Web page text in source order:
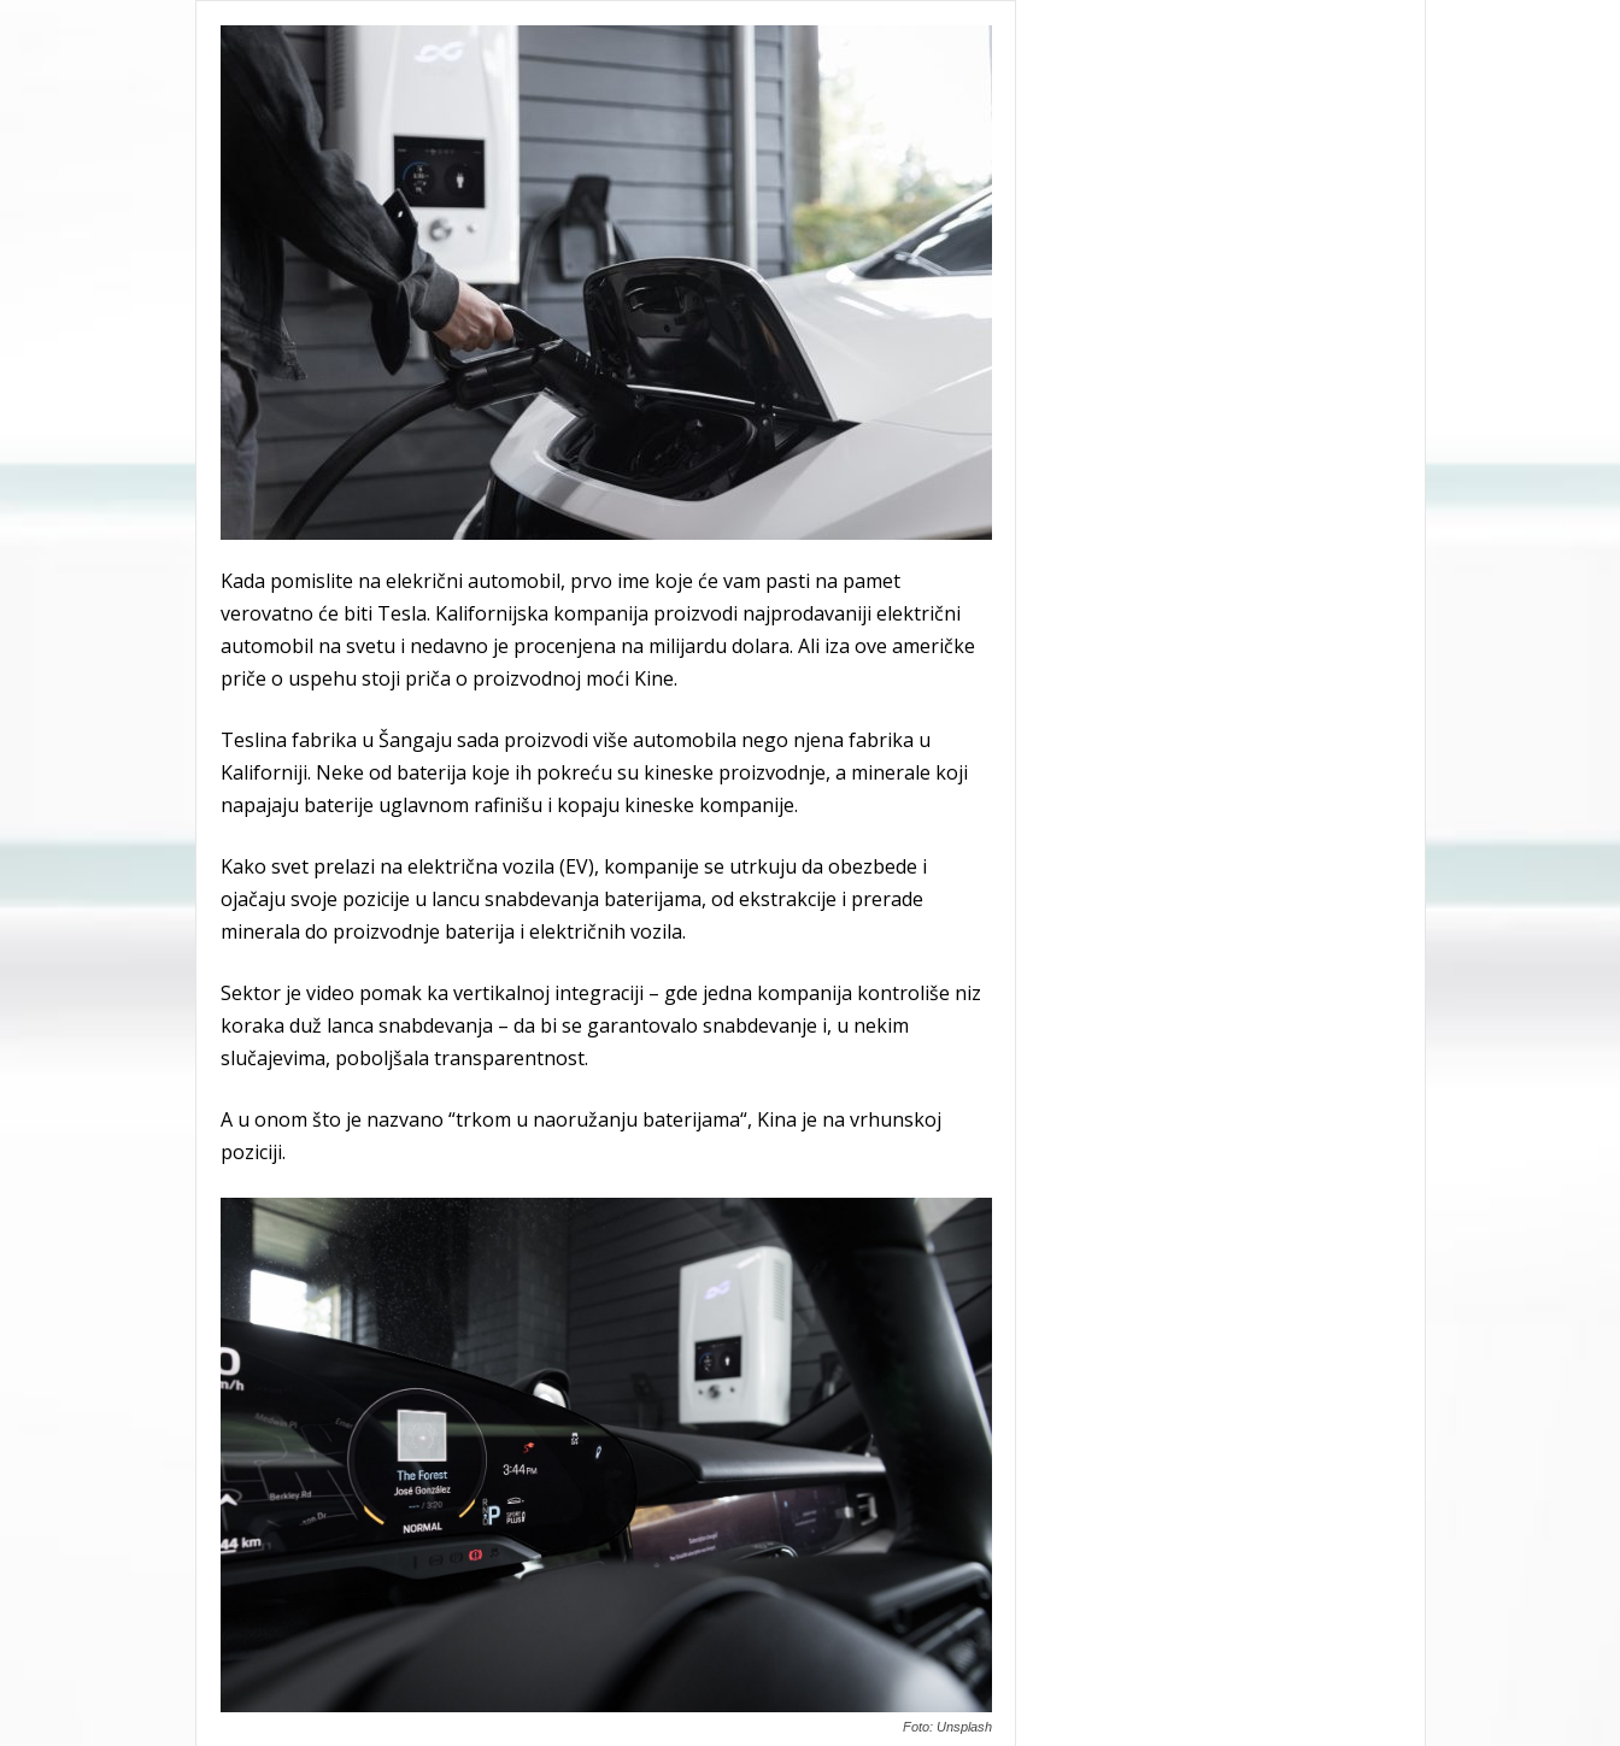
Kada pomislite na elekrični automobil, prvo ime koje će vam pasti na pamet
verovatno će biti Tesla. Kalifornijska kompanija proizvodi najprodavaniji električni
automobil na svetu i nedavno je procenjena na milijardu dolara. Ali iza ove američke
priče o uspehu stoji priča o proizvodnoj moći Kine.
Teslina fabrika u Šangaju sada proizvodi više automobila nego njena fabrika u
Kaliforniji. Neke od baterija koje ih pokreću su kineske proizvodnje, a minerale koji
napajaju baterije uglavnom rafinišu i kopaju kineske kompanije.
Kako svet prelazi na električna vozila (EV), kompanije se utrkuju da obezbede i
ojačaju svoje pozicije u lancu snabdevanja baterijama, od ekstrakcije i prerade
minerala do proizvodnje baterija i električnih vozila.
Sektor je video pomak ka vertikalnoj integraciji – gde jedna kompanija kontroliše niz
koraka duž lanca snabdevanja – da bi se garantovalo snabdevanje i, u nekim
slučajevima, poboljšala transparentnost.
A u onom što je nazvano “trkom u naoružanju baterijama“, Kina je na vrhunskoj
poziciji.
Foto: Unsplash